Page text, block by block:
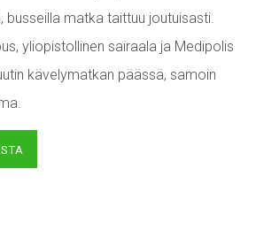
busseilla matka taittuu joutuisasti.
yliopistollinen sairaala ja Medipolis
kävelymatkan päässä, samoin